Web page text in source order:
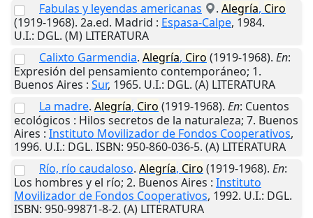
Fabulas y leyendas americanas
. Alegría, Ciro
(1919-1968). 2a.ed. Madrid : Espasa-Calpe, 1984.
U.I.: DGL. (M) LITERATURA
Calixto Garmendia. Alegría, Ciro (1919-1968). En:
Expresión del pensamiento contemporáneo; 1.
Buenos Aires : Sur, 1965. U.I.: DGL. (A) LITERATURA
La madre. Alegría, Ciro (1919-1968). En: Cuentos
ecológicos : Hilos secretos de la naturaleza; 7. Buenos
Aires : Instituto Movilizador de Fondos Cooperativos,
1996. U.I.: DGL. ISBN: 950-860-036-5. (A) LITERATURA
Río, río caudaloso. Alegría, Ciro (1919-1968). En:
Los hombres y el río; 2. Buenos Aires : Instituto
Movilizador de Fondos Cooperativos, 1992. U.I.: DGL.
ISBN: 950-99871-8-2. (A) LITERATURA